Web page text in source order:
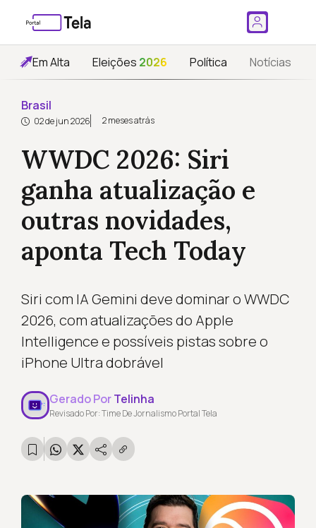
Em Alta Eleições 2026 Política Notícias
Brasil
02 de jun 2026 2 meses atrás
WWDC 2026: Siri
ganha atualização e
outras novidades,
aponta Tech Today
Siri com IA Gemini deve dominar o WWDC
2026, com atualizações do Apple
Intelligence e possíveis pistas sobre o
iPhone Ultra dobrável
Gerado PorTelinha
Revisado Por: Time De Jornalismo Portal Tela